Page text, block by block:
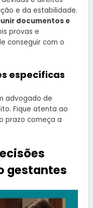
e da estabilidade.
documentos e
provas e
conseguir com o
específicas
advogado de
Fique atenta ao
prazo começa a
gestantes